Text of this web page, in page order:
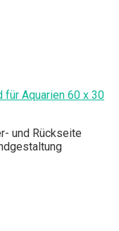
Aquarien 60 x 30
und Rückseite